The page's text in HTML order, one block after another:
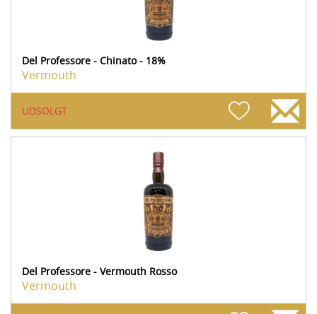
Del Professore - Chinato - 18%
Vermouth
UDSOLGT
Del Professore - Vermouth Rosso
Vermouth